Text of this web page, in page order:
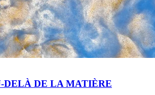
DELÀ DE LA MATIÈRE